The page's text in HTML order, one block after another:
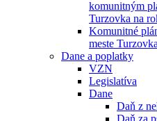
komunitným
Turzovka na
Komunitné
meste
Dane a poplatky
VZN
Legislatíva
Dane
Daň z
Daň za